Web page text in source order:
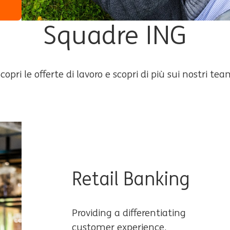
Squadre ING
le offerte di lavoro e scopri di più sui nostri
Retail Banking
Providing a differentiating
customer experience.